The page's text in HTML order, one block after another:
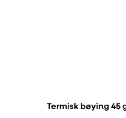
Termisk bøying 45